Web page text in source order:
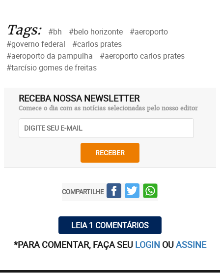
Tags: #bh #belo horizonte
#aeroporto
#governo federal
#carlos prates
#aeroporto da pampulha
#aeroporto carlos prates
#tarcísio gomes de freitas
RECEBA NOSSA NEWSLETTER
Comece o dia com as notícias selecionadas pelo nosso editor
RECEBER
COMPARTILHE
LEIA 1 COMENTÁRIOS
*PARA COMENTAR, FAÇA SEU LOGIN OUASSINE